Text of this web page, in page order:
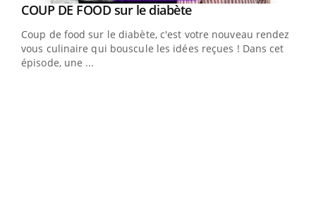
Youtube
COUP DE FOOD sur le diabèteYoutube
Coup de food sur le diabète, c'est votre nouveau rendez-
vous culinaire qui bouscule les idées reçues ! Dans cet
épisode, une ...